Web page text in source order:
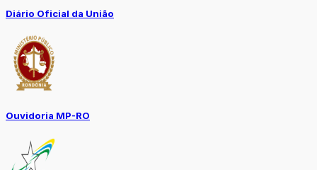
Diário Oficial da União
Ouvidoria MP-RO